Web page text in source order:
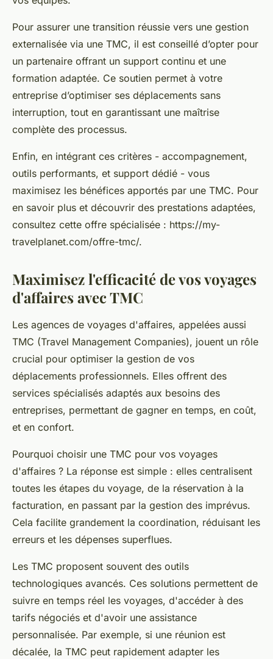
Pour assurer une transition réussie vers une gestion
externalisée via une TMC, il est conseillé d’opter pour
un partenaire offrant un support continu et une
formation adaptée. Ce soutien permet à votre
entreprise d’optimiser ses déplacements sans
interruption, tout en garantissant une maîtrise
complète des processus.
Enfin, en intégrant ces critères - accompagnement,
outils performants, et support dédié - vous
maximisez les bénéfices apportés par une TMC. Pour
en savoir plus et découvrir des prestations adaptées,
consultez cette offre spécialisée : https://my-
travelplanet.com/offre-tmc/.
Maximisez l'efficacité de vos voyages
d'affaires avec TMC
Les agences de voyages d'affaires, appelées aussi
TMC (Travel Management Companies), jouent un rôle
crucial pour optimiser la gestion de vos
déplacements professionnels. Elles offrent des
services spécialisés adaptés aux besoins des
entreprises, permettant de gagner en temps, en coût,
et en confort.
Pourquoi choisir une TMC pour vos voyages
d'affaires ? La réponse est simple : elles centralisent
toutes les étapes du voyage, de la réservation à la
facturation, en passant par la gestion des imprévus.
Cela facilite grandement la coordination, réduisant les
erreurs et les dépenses superflues.
Les TMC proposent souvent des outils
technologiques avancés. Ces solutions permettent de
suivre en temps réel les voyages, d'accéder à des
tarifs négociés et d'avoir une assistance
personnalisée. Par exemple, si une réunion est
décalée, la TMC peut rapidement adapter les